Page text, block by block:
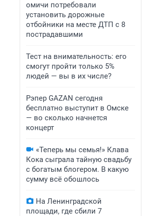
омичи потребовали
установить дорожные
отбойники на месте ДТП с 8
пострадавшими
Тест на внимательность: его
смогут пройти только 5%
людей — вы в их числе?
Рэпер GAZAN сегодня
бесплатно выступит в Омске
— во сколько начнется
концерт
«Теперь мы семья!» Клава
Кока сыграла тайную свадьбу
с богатым блогером. В какую
сумму всё обошлось
На Ленинградской
площади, где сбили 7